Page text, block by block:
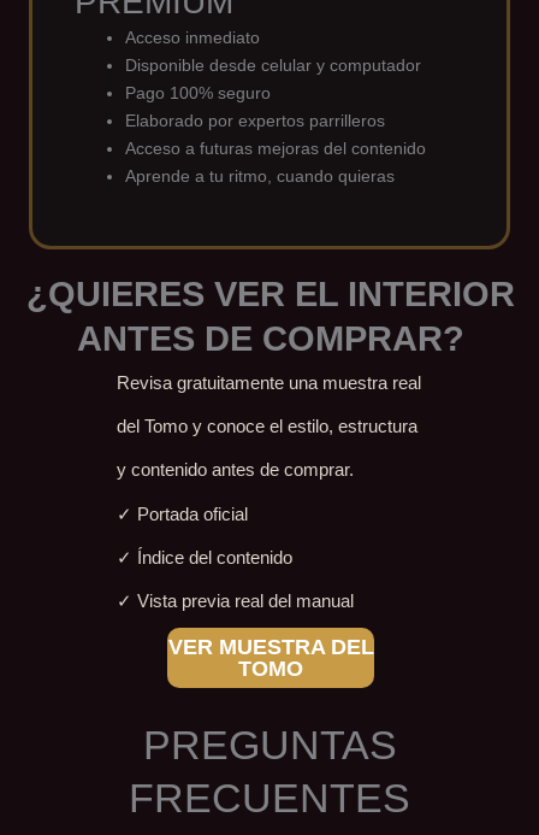
Acceso inmediato
Disponible desde celular y computador
Pago 100% seguro
Elaborado por expertos parrilleros
Acceso a futuras mejoras del contenido
Aprende a tu ritmo, cuando quieras
¿QUIERES VER EL INTERIOR
ANTES DE COMPRAR?
Revisa gratuitamente una muestra real
del Tomo y conoce el estilo, estructura
y contenido antes de comprar.
✓ Portada oficial
✓ Índice del contenido
✓ Vista previa real del manual
VER MUESTRA DEL
TOMO
PREGUNTAS
FRECUENTES